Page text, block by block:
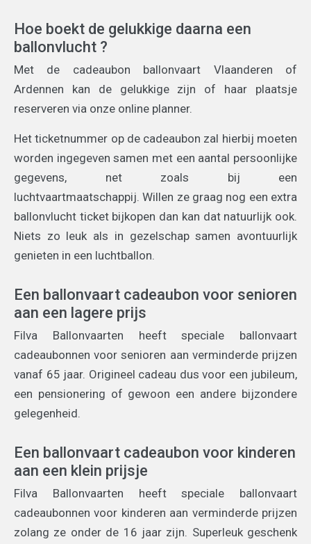
Hoe boekt de gelukkige daarna een
ballonvlucht ?
Met de cadeaubon ballonvaart Vlaanderen of
Ardennen kan de gelukkige zijn of haar plaatsje
reserveren via onze online planner.
Het ticketnummer op de cadeaubon zal hierbij moeten
worden ingegeven samen met een aantal persoonlijke
gegevens, net zoals bij een
luchtvaartmaatschappij. Willen ze graag nog een extra
ballonvlucht ticket bijkopen dan kan dat natuurlijk ook.
Niets zo leuk als in gezelschap samen avontuurlijk
genieten in een luchtballon.
Een ballonvaart cadeaubon voor senioren
aan een lagere prijs
Filva Ballonvaarten heeft speciale ballonvaart
cadeaubonnen voor senioren aan verminderde prijzen
vanaf 65 jaar. Origineel cadeau dus voor een jubileum,
een pensionering of gewoon een andere bijzondere
gelegenheid.
Een ballonvaart cadeaubon voor kinderen
aan een klein prijsje
Filva Ballonvaarten heeft speciale ballonvaart
cadeaubonnen voor kinderen aan verminderde prijzen
zolang ze onder de 16 jaar zijn. Superleuk geschenk